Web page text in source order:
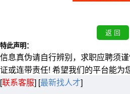
特此声明：
信息真伪请自行辨别，求职应聘须
证或连带责任! 希望我们的平台能为
[联系客服] [最新找人才]